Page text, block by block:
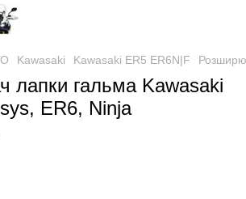
Kawasaki Kawasaki ER5 ER6N|F
лапки гальма Kawasaki
ER6, Ninja